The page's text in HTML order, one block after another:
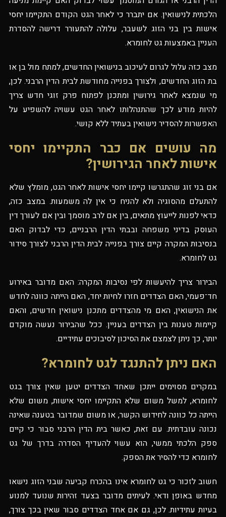
הלכתית לנישואין. אם יתברר כי לאחר הגט הקודם התקיימו יחסי
אישות בין בני הזוג לשעבר, עלולה להתעורר דרישה להסדרת
העניין באמצעות גט לחומרא.
מצב כזה עלול לגרום לעיכוב בנישואין החדשים, למתח מול בן או
בת הזוג החדשים, ולצורך בפנייה מחודשת לבית הדין הרבני. לכן,
מי שנמצא לאחר גירושין ומתכנן לפתוח פרק זוגי חדש צריך
להיות מודע לכך שהתנהלותו לאחר הגט עשויה להשפיע על
האפשרות להסדיר נישואין בעתיד ללא קושי.
מה עושים אם כבר התקיימו יחסי
אישות לאחר הגירושין?
אם בני זוג שהתגרשו קיימו יחסי אישות לאחר הגט, מומלץ שלא
להתעלם מהסוגיה ולא להניח כי אין לה משמעות. במצב כזה,
כדאי לפנות לייעוץ מתאים, בין אם לרב מוסמך ובין אם לעורך דין
העוסק בדיני משפחה ובבתי הדין הרבניים, כדי לבדוק האם
בנסיבות המקרה קיים צורך בפנייה לבית הדין הרבני לצורך סידור
גט לחומרא.
הבירור צריך להיעשות לפי נסיבות המקרה: האם מדובר באירוע
חד־פעמי, האם הצדדים חזרו לחיות יחד, האם הייתה כוונה לחדש
את הנישואין, האם מי מהצדדים מתכנן נישואין חדשים, והאם
קיימות טענות בין הצדדים בעניין. ככל שהבירור נעשה מוקדם
יותר, כך ניתן לצמצם את הסיכון לסיבוכים עתידיים.
האם ניתן להתנגד לגט לחומרא?
במקרים מסוימים ייתכן שאחד הצדדים יטען שאין צורך בגט
לחומרא, למשל משום שלא התקיימו יחסי אישות, משום שלא
הייתה כל כוונה לחידוש הקשר, או משום שמדובר בטענה שאינה
נכונה עובדתית. עם זאת, כאשר בית הדין הרבני סבור כי קיים
ספק הלכתי ממשי, הוא עשוי להעדיף הסדרה בדרך של גט
לחומרא כדי להסיר את הספק.
חשוב לזכור כי גט לחומרא אינו בהכרח קביעה שבני הזוג נישאו
מחדש באופן ודאי. לעיתים מדובר בצעד זהירות שנועד למנוע
בעיות עתידיות. לכן, גם אם אחד הצדדים סבור שאין בכך צורך,